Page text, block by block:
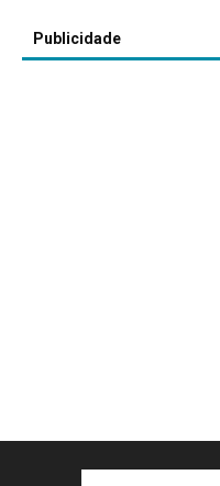
Publicidade